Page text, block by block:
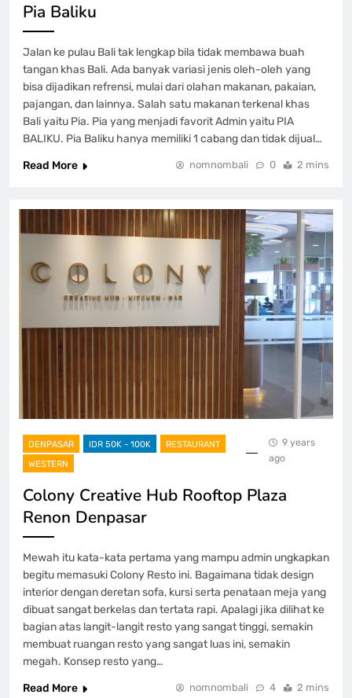
Pia Baliku
Jalan ke pulau Bali tak lengkap bila tidak membawa buah
tangan khas Bali. Ada banyak variasi jenis oleh-oleh yang
bisa dijadikan refrensi, mulai dari olahan makanan, pakaian,
pajangan, dan lainnya. Salah satu makanan terkenal khas
Bali yaitu Pia. Pia yang menjadi favorit Admin yaitu PIA
BALIKU. Pia Baliku hanya memiliki 1 cabang dan tidak dijual…
Read More
nomnombali 0 2 mins
DENPASAR IDR 50K - 100K
RESTAURANT
WESTERN
9 years
ago
Colony Creative Hub Rooftop Plaza
Renon Denpasar
Mewah itu kata-kata pertama yang mampu admin ungkapkan
begitu memasuki Colony Resto ini. Bagaimana tidak design
interior dengan deretan sofa, kursi serta penataan meja yang
dibuat sangat berkelas dan tertata rapi. Apalagi jika dilihat ke
bagian atas langit-langit resto yang sangat tinggi, semakin
membuat ruangan resto yang sangat luas ini, semakin
megah. Konsep resto yang…
Read More
nomnombali 4 2 mins